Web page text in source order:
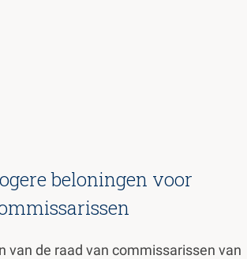
beloningen voor
van de raad van commissarissen van